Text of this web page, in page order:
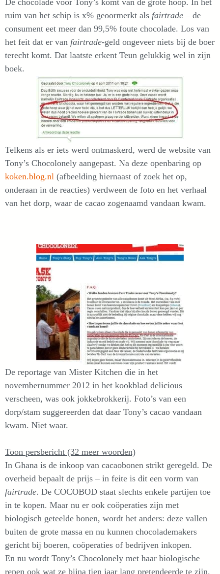
De chocolade voor Tony’s komt van de grote hoop. In het
ruim van het schip is x% geoormerkt als fairtrade – de
consument eet meer dan 99,5% foute chocolade. Los van
het feit dat er van fairtrade-geld ongeveer niets bij de boer
terecht komt. Dat laatste erkent Teun gelukkig wel in zijn
boek.
Telkens als er iets werd ontmaskerd, werd de website van
Tony’s Chocolonely aangepast. Na deze openbaring op
koken.blog.nl (afbeelding hiernaast of zoek het op,
onderaan in de reacties) verdween de foto en het verhaal
van het dorp, waar de cacao zogenaamd vandaan kwam.
De reportage van Mister Kitchen die in het
novembernummer 2012 in het kookblad delicious
verscheen, was ook jokkebrokkerij. Foto’s van een
dorp/stam suggereerden dat daar Tony’s cacao vandaan
kwam. Niet waar.
Toon persbericht (32 meer woorden)
In Ghana is de inkoop van cacaobonen strikt geregeld. De
overheid bepaalt de prijs – in feite is dit een vorm van
fairtrade. De COCOBOD staat slechts enkele partijen toe
in te kopen. Maar nu er ook coöperaties zijn met
biologisch geteelde bonen, wordt het anders: deze vallen
buiten de grote massa en nu kunnen chocolademakers
gericht bij boeren, coöperaties of bedrijven inkopen.
En nu wordt Tony’s Chocolonely met haar biologische
repen ook wat ze bijna tien jaar lang pretendeerde te zijn.